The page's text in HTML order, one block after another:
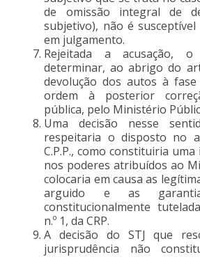
de omissão integral de
subjetivo), não é
em julgamento.
Rejeitada a acusação,
determinar, ao abrigo do
devolução dos autos à
ordem à posterior
pública, pelo Ministério
Uma decisão nesse
respeitaria o disposto no
C.P.P., como constituiria
nos poderes atribuídos ao
colocaria em causa as
arguido e as
constitucionalmente
n.º 1, da CRP.
A decisão do STJ que
jurisprudência não